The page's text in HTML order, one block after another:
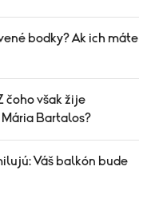
bodky? Ak ich máte
čoho však žije
Bartalos?
Váš balkón bude